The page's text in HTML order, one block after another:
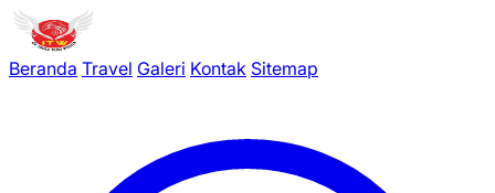
Beranda Travel Galeri Kontak Sitemap